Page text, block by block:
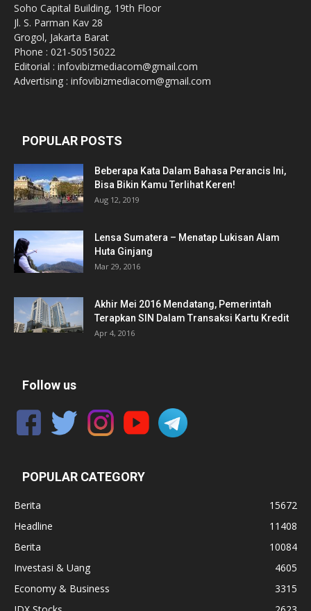
Soho Capital Building, 19th Floor
Jl. S. Parman Kav 28
Grogol, Jakarta Barat
Phone : 021-50515022
Editorial : infovibizmediacom@gmail.com
Advertising : infovibizmediacom@gmail.com
POPULAR POSTS
Beberapa Kata Dalam Bahasa Perancis Ini,
Bisa Bikin Kamu Terlihat Keren!
Aug 12, 2019
Lensa Sumatera – Menatap Lukisan Alam
Huta Ginjang
Mar 29, 2016
Akhir Mei 2016 Mendatang, Pemerintah
Terapkan SIN Dalam Transaksi Kartu Kredit
Apr 4, 2016
Follow us
POPULAR CATEGORY
Berita
15672
Headline
11408
Berita
10084
Investasi & Uang
4605
Economy & Business
3315